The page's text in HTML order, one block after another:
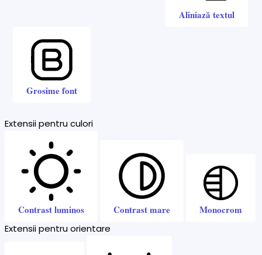
Aliniază textul
Grosime font
Extensii pentru culori
Contrast luminos Contrast mare Monocrom
Extensii pentru orientare